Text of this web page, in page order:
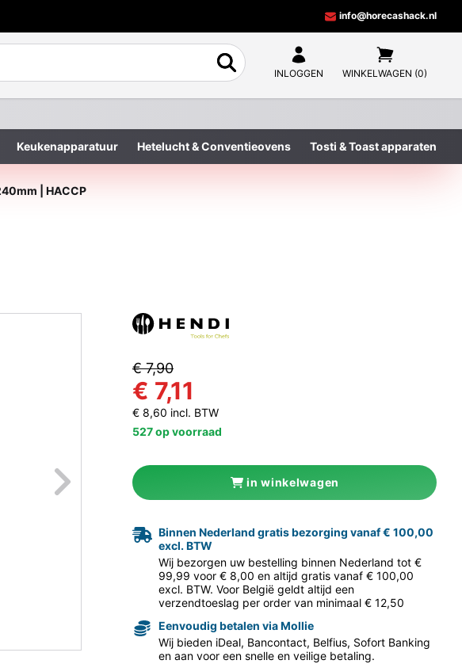
info@horecashack.nl
INLOGGEN WINKELWAGEN (0)
Keukenapparatuur Hetelucht & Conventieovens Tosti & Toast apparaten
| HACCP
Naar volgende
€ 7,90
€ 7,11
€ 8,60 incl. BTW
527 op voorraad
in winkelwagen
Binnen Nederland gratis bezorging vanaf € 100,00
excl. BTW
Wij bezorgen uw bestelling binnen Nederland tot €
99,99 voor € 8,00 en altijd gratis vanaf € 100,00
excl. BTW. Voor België geldt altijd een
verzendtoeslag per order van minimaal € 12,50
Eenvoudig betalen via Mollie
Wij bieden iDeal, Bancontact, Belfius, Sofort Banking
en aan voor een snelle en veilige betaling.